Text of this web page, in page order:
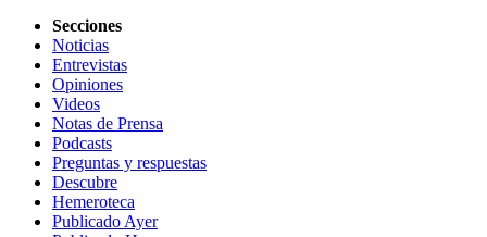
Secciones
Noticias
Entrevistas
Opiniones
Videos
Notas de Prensa
Podcasts
Preguntas y respuestas
Descubre
Hemeroteca
Publicado Ayer